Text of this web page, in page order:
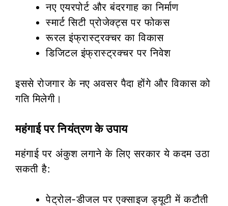
नए एयरपोर्ट और बंदरगाह का निर्माण
स्मार्ट सिटी प्रोजेक्ट्स पर फोकस
रूरल इंफ्रास्ट्रक्चर का विकास
डिजिटल इंफ्रास्ट्रक्चर पर निवेश
इससे रोजगार के नए अवसर पैदा होंगे और विकास को
गति मिलेगी।
महंगाई पर नियंत्रण के उपाय
महंगाई पर अंकुश लगाने के लिए सरकार ये कदम उठा
सकती है:
पेट्रोल-डीजल पर एक्साइज ड्यूटी में कटौती